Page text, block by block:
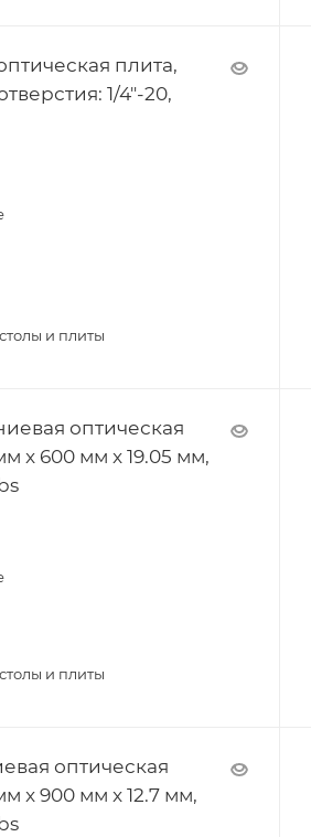
плита,
1/4"-20,
и плиты
оптическая
x 600 мм x 19.05 мм,
и плиты
оптическая
x 900 мм x 12.7 мм,